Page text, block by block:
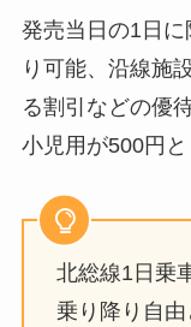
発売当日の1日
り可能、沿線施
る割引などの優
小児用が500円と
北総線1日乗
乗り降り自由